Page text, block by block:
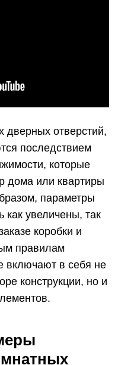
дверных отверстий,
последствием
которые
дома или квартиры
параметры
как увеличены, так
коробки и
правилам
включают в себя не
конструкции, но и